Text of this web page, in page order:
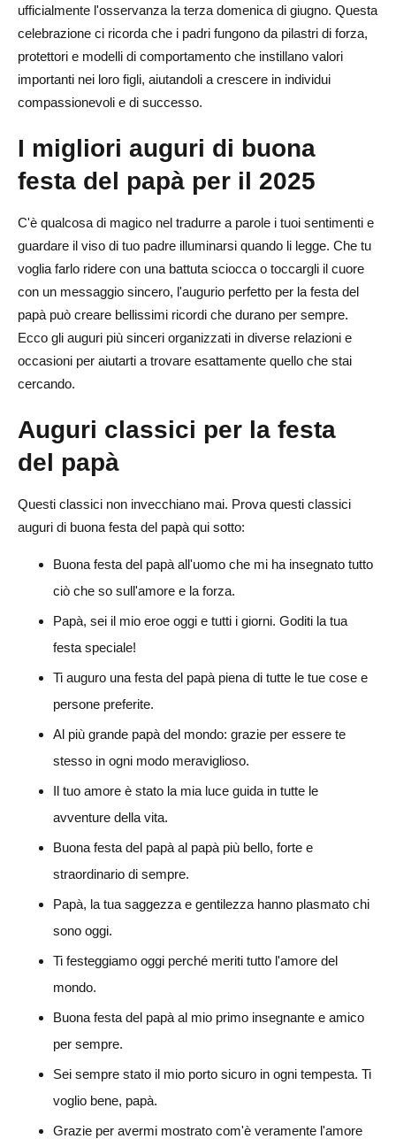
ufficialmente l'osservanza la terza domenica di giugno. Questa
celebrazione ci ricorda che i padri fungono da pilastri di forza,
protettori e modelli di comportamento che instillano valori
importanti nei loro figli, aiutandoli a crescere in individui
compassionevoli e di successo.
I migliori auguri di buona
festa del papà per il 2025
C'è qualcosa di magico nel tradurre a parole i tuoi sentimenti e
guardare il viso di tuo padre illuminarsi quando li legge. Che tu
voglia farlo ridere con una battuta sciocca o toccargli il cuore
con un messaggio sincero, l'augurio perfetto per la festa del
papà può creare bellissimi ricordi che durano per sempre.
Ecco gli auguri più sinceri organizzati in diverse relazioni e
occasioni per aiutarti a trovare esattamente quello che stai
cercando.
Auguri classici per la festa
del papà
Questi classici non invecchiano mai. Prova questi classici
auguri di buona festa del papà qui sotto:
Buona festa del papà all'uomo che mi ha insegnato tutto
ciò che so sull'amore e la forza.
Papà, sei il mio eroe oggi e tutti i giorni. Goditi la tua
festa speciale!
Ti auguro una festa del papà piena di tutte le tue cose e
persone preferite.
Al più grande papà del mondo: grazie per essere te
stesso in ogni modo meraviglioso.
Il tuo amore è stato la mia luce guida in tutte le
avventure della vita.
Buona festa del papà al papà più bello, forte e
straordinario di sempre.
Papà, la tua saggezza e gentilezza hanno plasmato chi
sono oggi.
Ti festeggiamo oggi perché meriti tutto l'amore del
mondo.
Buona festa del papà al mio primo insegnante e amico
per sempre.
Sei sempre stato il mio porto sicuro in ogni tempesta. Ti
voglio bene, papà.
Grazie per avermi mostrato com'è veramente l'amore